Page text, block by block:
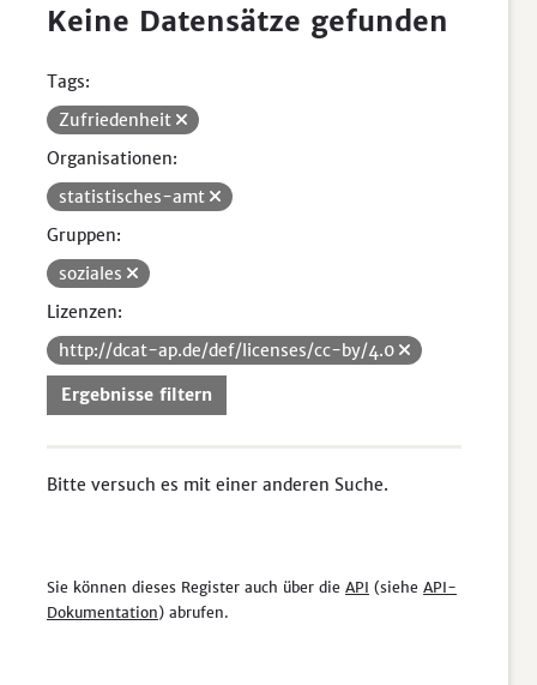
Keine Datensätze gefunden
Tags:
Zufriedenheit
Organisationen:
statistisches-amt
Gruppen:
soziales
Lizenzen:
http://dcat-ap.de/def/licenses/cc-by/4.0
Ergebnisse filtern
Bitte versuch es mit einer anderen Suche.
Sie können dieses Register auch über die API (siehe API-
Dokumentation) abrufen.